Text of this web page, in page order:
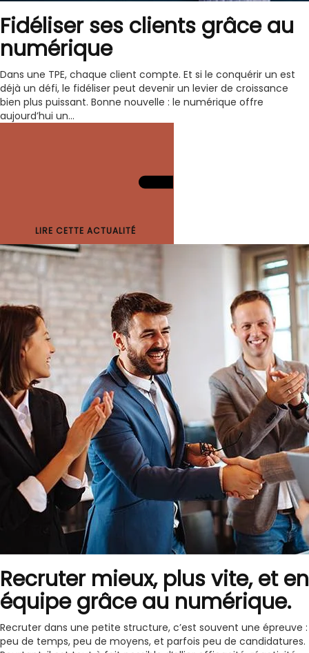
Fidéliser ses clients grâce au
numérique
Dans une TPE, chaque client compte. Et si le conquérir un est
déjà un défi, le fidéliser peut devenir un levier de croissance
bien plus puissant. Bonne nouvelle : le numérique offre
aujourd’hui un...
LIRE CETTE ACTUALITÉ
Recruter mieux, plus vite, et en
équipe grâce au numérique.
Recruter dans une petite structure, c’est souvent une épreuve :
peu de temps, peu de moyens, et parfois peu de candidatures.